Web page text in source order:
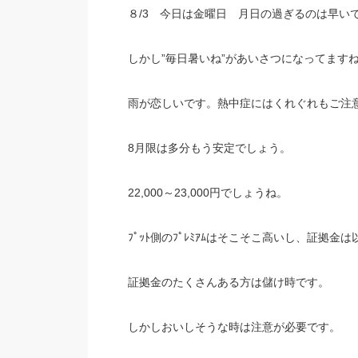
８/3 今日は金曜日 月日の過ぎるのは早いで
しかし”毎日暑いね”があいさつになってますね
雨が恋しいです。熱中症にはくれぐれもご注
8月限は多分もう安定でしょう。
22,000～23,000円でしょうね。
ﾌﾟｯﾄ側のﾌﾟﾚﾐｱﾑはそこそこ高いし、証拠金は
証拠金のたくさんある方は儲け時です。
しかしおいしそうな時は注意が必要です。